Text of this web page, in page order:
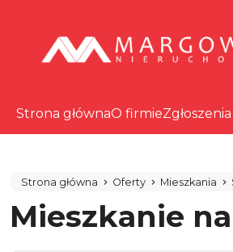
Strona głównaO firmieZgłoszenia
Strona główna Oferty Mieszkania
Mieszkanie